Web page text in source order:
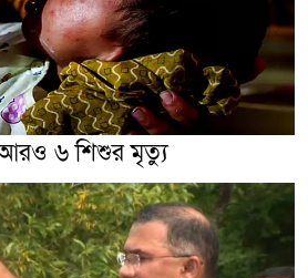
আরও ৬ শিশুর মৃত্যু